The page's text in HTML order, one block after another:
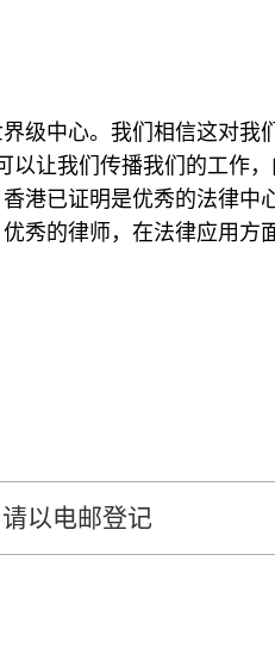
级中心。我们相信这对我
以让我们传播我们的工作
港已证明是优秀的法律中
优秀的律师，在法律应用方